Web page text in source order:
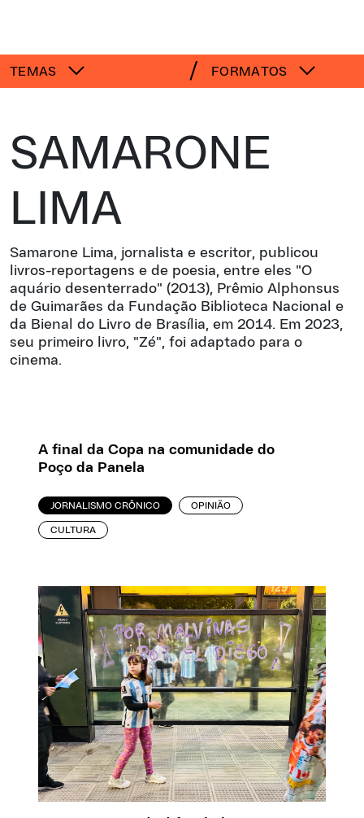
TEMAS FORMATOS
SAMARONE
LIMA
Samarone Lima, jornalista e escritor, publicou
livros-reportagens e de poesia, entre eles "O
aquário desenterrado" (2013), Prêmio Alphonsus
de Guimarães da Fundação Biblioteca Nacional e
da Bienal do Livro de Brasília, em 2014. Em 2023,
seu primeiro livro, "Zé", foi adaptado para o
cinema.
A final da Copa na comunidade do
Poço da Panela
JORNALISMO CRÔNICO OPINIÃO
CULTURA